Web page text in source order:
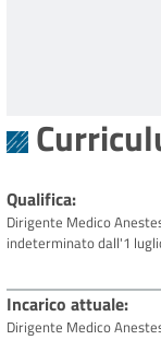
Qualifica
Dirigente Medico
indeterminato dall'1
Incarico attuale
Dirigente Medico